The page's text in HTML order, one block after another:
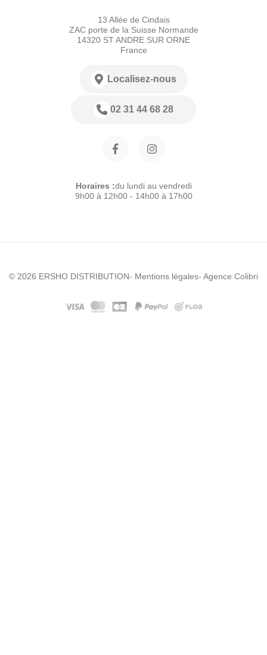
13 Allée de Cindais
ZAC porte de la Suisse Normande
14320 ST ANDRE SUR ORNE
France
Localisez-nous
02 31 44 68 28
Horaires :du lundi au vendredi
9h00 à 12h00 - 14h00 à 17h00
© 2026 ERSHO DISTRIBUTION- Mentions légales- Agence Colibri